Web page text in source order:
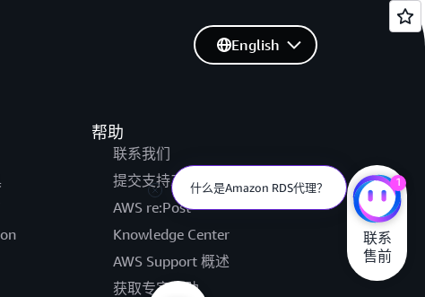
帮助
联系我们
提交支持工单
AWS re:Post
Knowledge Center
AWS Support 概述
获取专家帮助
English
什么是Amazon RDS代理？ 1
联系
售前